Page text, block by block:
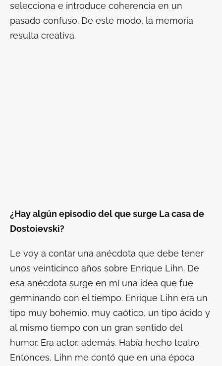
selecciona e introduce coherencia en un
pasado confuso. De este modo, la memoria
resulta creativa.
¿Hay algún episodio del que surge La casa de
Dostoievski?
Le voy a contar una anécdota que debe tener
unos veinticinco años sobre Enrique Lihn. De
esa anécdota surge en mí una idea que fue
germinando con el tiempo. Enrique Lihn era un
tipo muy bohemio, muy caótico, un tipo ácido y
al mismo tiempo con un gran sentido del
humor. Era actor, además. Había hecho teatro.
Entonces, Lihn me contó que en una época